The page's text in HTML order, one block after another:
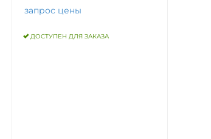
запрос цены
ДОСТУПЕН ДЛЯ ЗАКАЗА